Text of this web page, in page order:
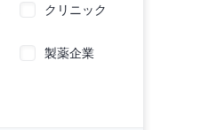
クリニック
製薬企業